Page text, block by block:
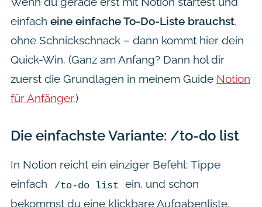
einfach eine einfache To-Do-Liste brauchst,
ohne Schnickschnack – dann kommt hier dein
Quick-Win. (Ganz am Anfang? Dann hol dir
zuerst die Grundlagen in meinem Guide Notion
für Anfänger.)
Die einfachste Variante: /to-do list
In Notion reicht ein einziger Befehl: Tippe
einfach
/to-do list
ein, und schon
bekommst du eine klickbare Aufgabenliste.